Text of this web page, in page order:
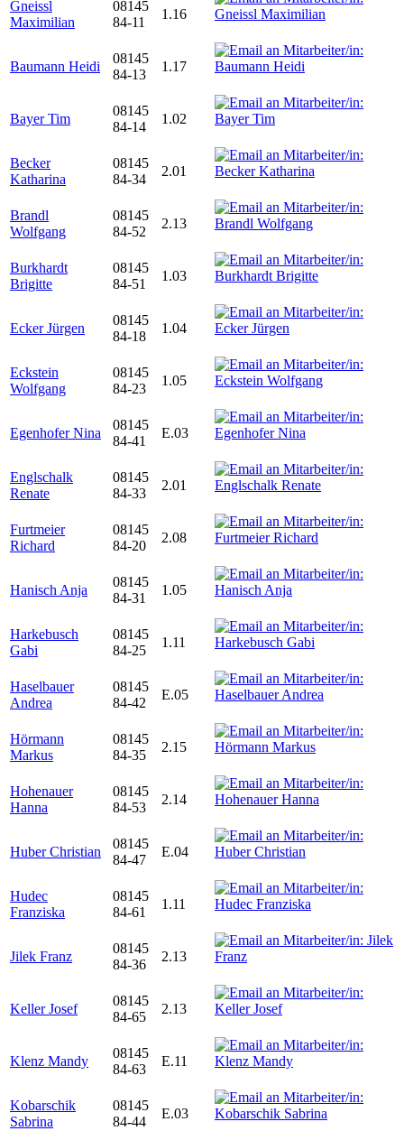
Gneissl
Maximilian
08145
84-11
1.16
Baumann Heidi
08145
84-13
1.17
Bayer Tim
08145
84-14
1.02
Becker
Katharina
08145
84-34
2.01
Brandl
Wolfgang
08145
84-52
2.13
Burkhardt
Brigitte
08145
84-51
1.03
Ecker Jürgen
08145
84-18
1.04
Eckstein
Wolfgang
08145
84-23
1.05
Egenhofer Nina
08145
84-41
E.03
Englschalk
Renate
08145
84-33
2.01
Furtmeier
Richard
08145
84-20
2.08
Hanisch Anja
08145
84-31
1.05
Harkebusch
Gabi
08145
84-25
1.11
Haselbauer
Andrea
08145
84-42
E.05
Hörmann
Markus
08145
84-35
2.15
Hohenauer
Hanna
08145
84-53
2.14
Huber Christian
08145
84-47
E.04
Hudec
Franziska
08145
84-61
1.11
Jilek Franz
08145
84-36
2.13
Keller Josef
08145
84-65
2.13
Klenz Mandy
08145
84-63
E.11
Kobarschik
Sabrina
08145
84-44
E.03